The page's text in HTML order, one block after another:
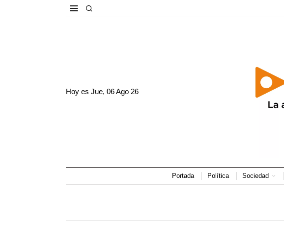
Hoy esJue, 06 Ago 26
Portada Política Sociedad